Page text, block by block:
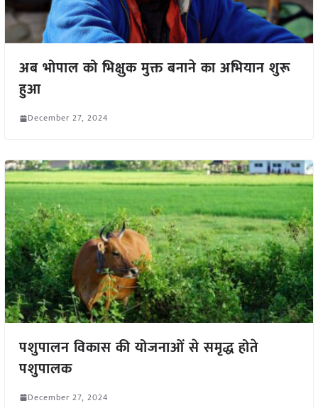
अब भोपाल को भिक्षुक मुक्त बनाने का अभियान शुरू
हुआ
December 27, 2024
पशुपालन विकास की योजनाओं से समृद्ध होते
पशुपालक
December 27, 2024